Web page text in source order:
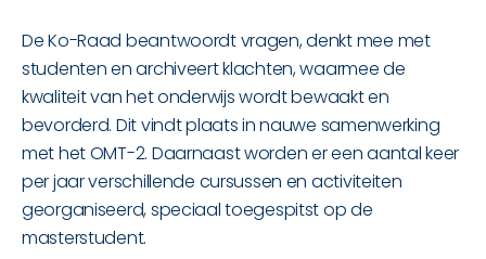
De Ko-Raad beantwoordt vragen, denkt mee met
studenten en archiveert klachten, waarmee de
kwaliteit van het onderwijs wordt bewaakt en
bevorderd. Dit vindt plaats in nauwe samenwerking
met het OMT-2. Daarnaast worden er een aantal keer
per jaar verschillende cursussen en activiteiten
georganiseerd, speciaal toegespitst op de
masterstudent.